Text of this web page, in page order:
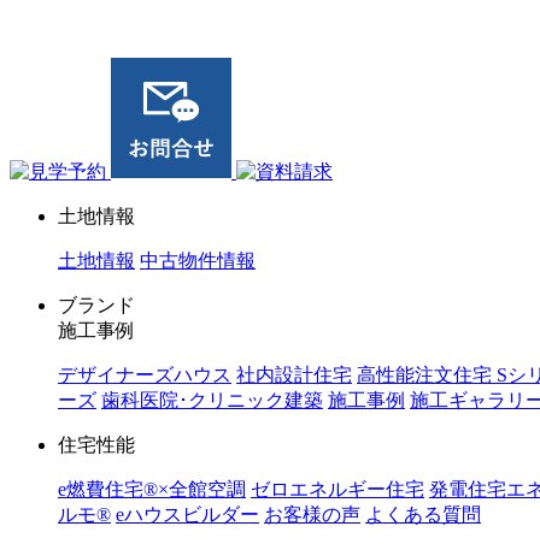
土地情報
土地情報 中古物件情報
ブランド
施工事例
デザイナーズハウス 社内設計住宅 高性能注文住宅 Sシ
ーズ 歯科医院･クリニック建築 施工事例 施工ギャラリ
住宅性能
e燃費住宅®︎×全館空調 ゼロエネルギー住宅 発電住宅エ
ルモ®︎ eハウスビルダー お客様の声 よくある質問